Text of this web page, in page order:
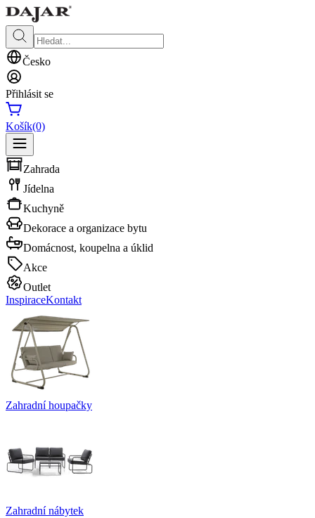
Česko
Přihlásit se
Košík(0)
Zahrada
Jídelna
Kuchyně
Dekorace a organizace bytu
Domácnost, koupelna a úklid
Akce
Outlet
InspiraceKontakt
Zahradní houpačky
Zahradní nábytek